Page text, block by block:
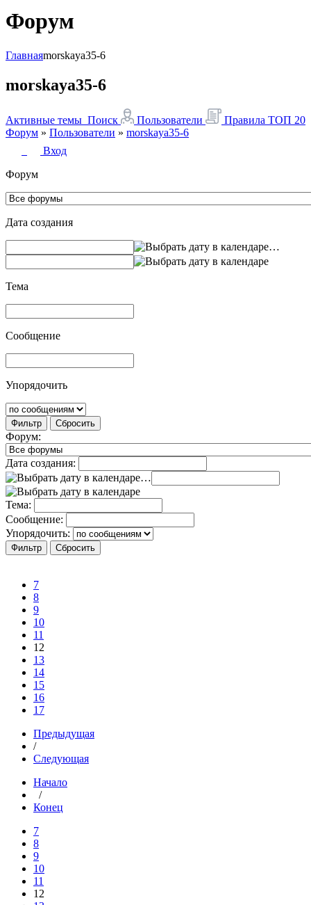
Форум
Главнаяmorskaya35-6
morskaya35-6
Активные темы Поиск Пользователи Правила ТОП 20
Форум » Пользователи » morskaya35-6
Вход
Форум
Дата создания
…
Тема
Сообщение
Упорядочить
Фильтр Сбросить
Форум:
Дата создания:
…
Тема:
Сообщение:
Упорядочить:
7
8
9
10
11
12
13
14
15
16
17
Предыдущая
/
Следующая
Начало
/
Конец
7
8
9
10
11
12